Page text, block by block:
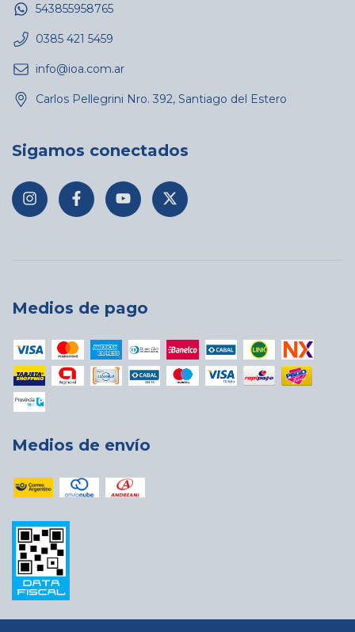
543855958765
0385 421 5459
info@ioa.com.ar
Carlos Pellegrini Nro. 392, Santiago del Estero
Sigamos conectados
Medios de pago
Medios de envío